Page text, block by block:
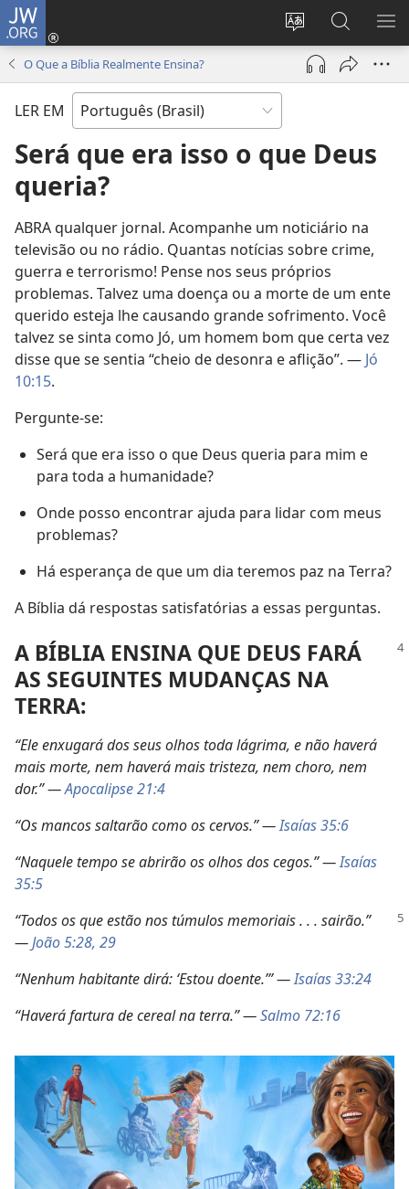
JW.ORG
Mudar
idioma
Log
(abre
janela)
Buscar
no
JW.ORG
O Que a Bíblia Realmente Ensina?
LER EM
Será que era isso o que Deus
queria?
ABRA qualquer jornal. Acompanhe um noticiário na
televisão ou no rádio. Quantas notícias sobre crime,
guerra e terrorismo! Pense nos seus próprios
problemas. Talvez uma doença ou a morte de um ente
querido esteja lhe causando grande sofrimento. Você
talvez se sinta como Jó, um homem bom que certa vez
disse que se sentia “cheio de desonra e aflição”. — Jó
10:15.
Pergunte-se:
Será que era isso o que Deus queria para mim e
para toda a humanidade?
Onde posso encontrar ajuda para lidar com meus
problemas?
Há esperança de que um dia teremos paz na Terra?
A Bíblia dá respostas satisfatórias a essas perguntas.
A BÍBLIA ENSINA QUE DEUS FARÁ
AS SEGUINTES MUDANÇAS NA
TERRA:
“Ele enxugará dos seus olhos toda lágrima, e não haverá
mais morte, nem haverá mais tristeza, nem choro, nem
dor.” —Apocalipse 21:4
“Os mancos saltarão como os cervos.” —Isaías 35:6
“Naquele tempo se abrirão os olhos dos cegos.” —Isaías
35:5
“Todos os que estão nos túmulos memoriais . . . sairão.”
—João 5:28, 29
“Nenhum habitante dirá: ‘Estou doente.’” —Isaías 33:24
“Haverá fartura de cereal na terra.” —Salmo 72:16